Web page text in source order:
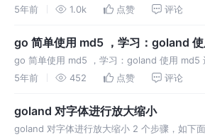
码：学习记录
5年前 1.0k 点赞 评论
go 简单使用 md5 ，学习：goland
go 简单使用 md5 ，学习：goland 使用 md5
制就能运行 go 简单使用 md5 ，学习：
5年前 452 点赞 评论
goland 对字体进行放大缩小
goland 对字体进行放大缩小 2 个步骤，如下